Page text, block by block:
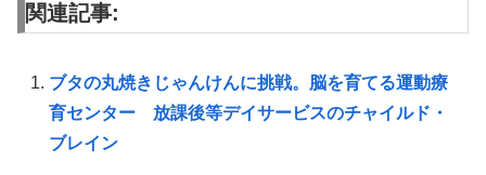
関連記事:
ブタの丸焼きじゃんけんに挑戦。脳を育てる運動療
育センター 放課後等デイサービスのチャイルド・
ブレイン